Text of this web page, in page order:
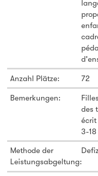
Anzahl Plätze: 72
Bemerkungen:
des
3-18
Methode der
Leistungsabgeltung: